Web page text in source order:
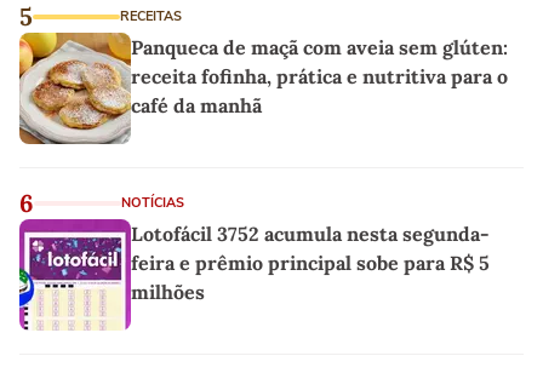
5 RECEITAS
Panqueca de maçã com aveia sem glúten:
receita fofinha, prática e nutritiva para o
café da manhã
6 NOTÍCIAS
Lotofácil 3752 acumula nesta segunda-
feira e prêmio principal sobe para R$ 5
milhões